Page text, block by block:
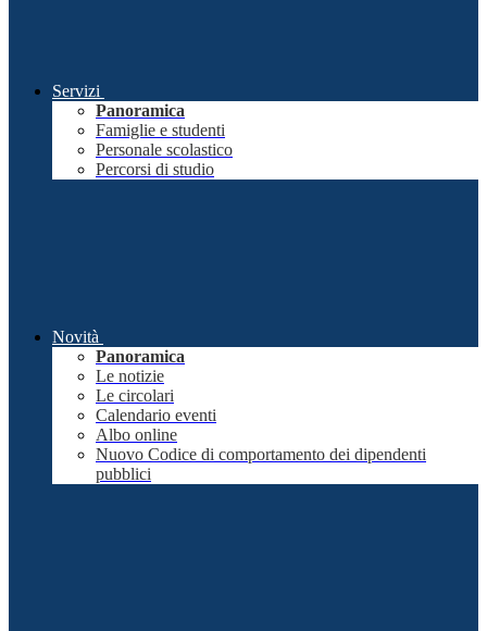
Servizi
Panoramica
Famiglie e studenti
Personale scolastico
Percorsi di studio
Novità
Panoramica
Le notizie
Le circolari
Calendario eventi
Albo online
Nuovo Codice di comportamento dei dipendenti
pubblici